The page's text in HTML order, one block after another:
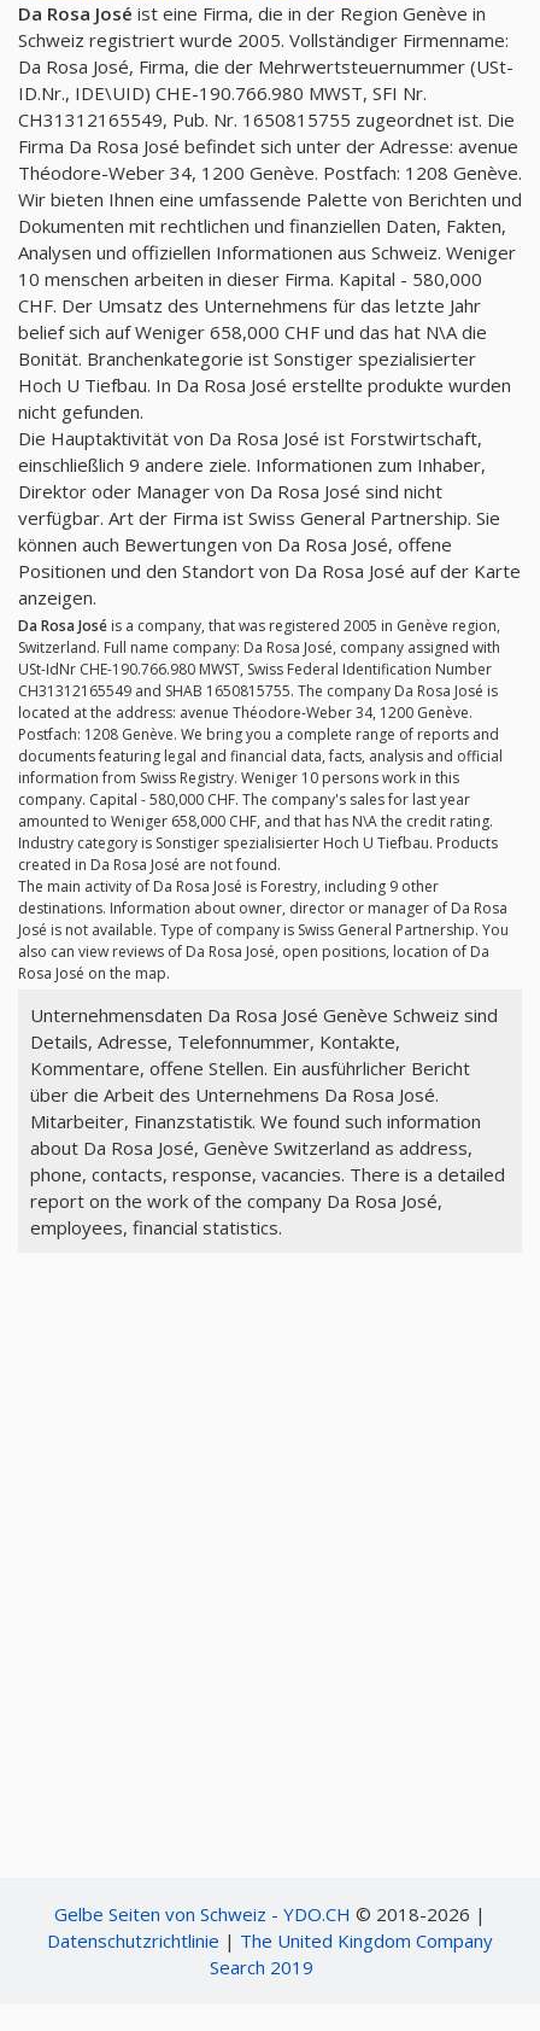
Da Rosa José ist eine Firma, die in der Region Genève in
Schweiz registriert wurde 2005. Vollständiger Firmenname:
Da Rosa José, Firma, die der Mehrwertsteuernummer (USt-
ID.Nr., IDE\UID) CHE-190.766.980 MWST, SFI Nr.
CH31312165549, Pub. Nr. 1650815755 zugeordnet ist. Die
Firma Da Rosa José befindet sich unter der Adresse: avenue
Théodore-Weber 34, 1200 Genève. Postfach: 1208 Genève.
Wir bieten Ihnen eine umfassende Palette von Berichten und
Dokumenten mit rechtlichen und finanziellen Daten, Fakten,
Analysen und offiziellen Informationen aus Schweiz. Weniger
10 menschen arbeiten in dieser Firma. Kapital - 580,000
CHF. Der Umsatz des Unternehmens für das letzte Jahr
belief sich auf Weniger 658,000 CHF und das hat N\A die
Bonität. Branchenkategorie ist Sonstiger spezialisierter
Hoch U Tiefbau. In Da Rosa José erstellte produkte wurden
nicht gefunden.
Die Hauptaktivität von Da Rosa José ist Forstwirtschaft,
einschließlich 9 andere ziele. Informationen zum Inhaber,
Direktor oder Manager von Da Rosa José sind nicht
verfügbar. Art der Firma ist Swiss General Partnership. Sie
können auch Bewertungen von Da Rosa José, offene
Positionen und den Standort von Da Rosa José auf der Karte
anzeigen.
Da Rosa José is a company, that was registered 2005 in Genève region,
Switzerland. Full name company: Da Rosa José, company assigned with
USt-IdNr CHE-190.766.980 MWST, Swiss Federal Identification Number
CH31312165549 and SHAB 1650815755. The company Da Rosa José is
located at the address: avenue Théodore-Weber 34, 1200 Genève.
Postfach: 1208 Genève. We bring you a complete range of reports and
documents featuring legal and financial data, facts, analysis and official
information from Swiss Registry. Weniger 10 persons work in this
company. Capital - 580,000 CHF. The company's sales for last year
amounted to Weniger 658,000 CHF, and that has N\A the credit rating.
Industry category is Sonstiger spezialisierter Hoch U Tiefbau. Products
created in Da Rosa José are not found.
The main activity of Da Rosa José is Forestry, including 9 other
destinations. Information about owner, director or manager of Da Rosa
José is not available. Type of company is Swiss General Partnership. You
also can view reviews of Da Rosa José, open positions, location of Da
Rosa José on the map.
Unternehmensdaten Da Rosa José Genève Schweiz sind
Details, Adresse, Telefonnummer, Kontakte,
Kommentare, offene Stellen. Ein ausführlicher Bericht
über die Arbeit des Unternehmens Da Rosa José.
Mitarbeiter, Finanzstatistik. We found such information
about Da Rosa José, Genève Switzerland as address,
phone, contacts, response, vacancies. There is a detailed
report on the work of the company Da Rosa José,
employees, financial statistics.
Gelbe Seiten von Schweiz - YDO.CH © 2018-2026 |
Datenschutzrichtlinie | The United Kingdom Company
Search 2019